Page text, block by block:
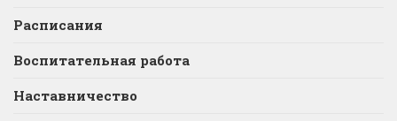
Расписания
Воспитательная работа
Наставничество